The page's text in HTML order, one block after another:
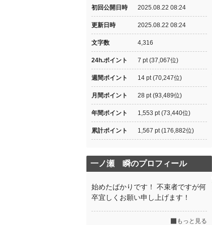
初回公開日時 2025.08.22 08:24
更新日時 2025.08.22 08:24
文字数 4,316
24h.ポイント 7 pt (37,067位)
週間ポイント 14 pt (70,247位)
月間ポイント 28 pt (93,489位)
年間ポイント 1,553 pt (73,440位)
累計ポイント 1,567 pt (176,882位)
一ノ瀬 瞬のプロフィール
始めたばかりです！ 不束者ですが何
卒宜しくお願い申し上げます！
もっと見る